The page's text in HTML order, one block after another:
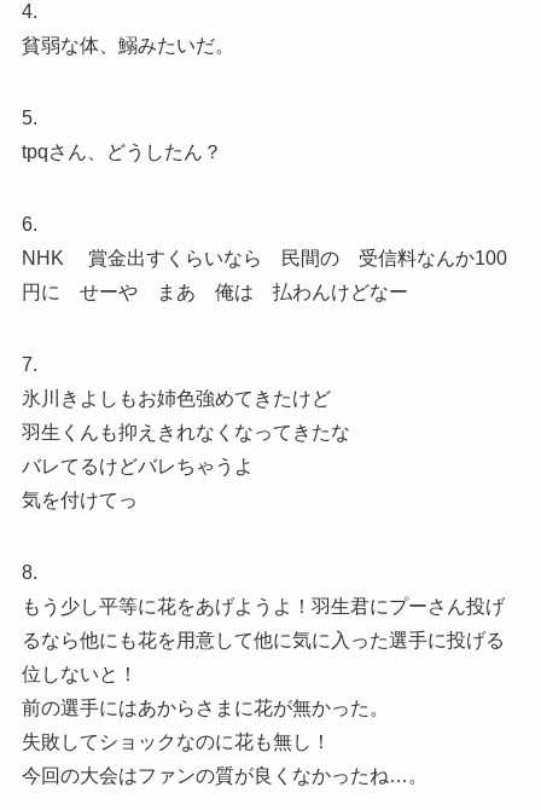
4.
貧弱な体、鰯みたいだ。
5.
tpqさん、どうしたん？
6.
NHK 賞金出すくらいなら 民間の 受信料なんか100
円に せーや まあ 俺は 払わんけどなー
7.
氷川きよしもお姉色強めてきたけど
羽生くんも抑えきれなくなってきたな
バレてるけどバレちゃうよ
気を付けてっ
8.
もう少し平等に花をあげようよ！羽生君にプーさん投げ
るなら他にも花を用意して他に気に入った選手に投げる
位しないと！
前の選手にはあからさまに花が無かった。
失敗してショックなのに花も無し！
今回の大会はファンの質が良くなかったね…。